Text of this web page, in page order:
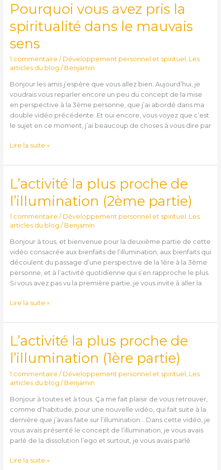
Pourquoi vous avez pris la
spiritualité dans le mauvais
sens
1 commentaire / Développement personnel et spirituel , Les
articles du blog / Benjamin
Bonjour les amis j’espère que vous allez bien. Aujourd’hui, je
voudrais vous reparler encore un peu du concept de la mise
en perspective à la 3ème personne, que j’ai abordé dans ma
double vidéo précédente. Et oui encore, vous voyez que c’est
le sujet en ce moment, j’ai beaucoup de choses à vous dire par
Pourquoi
vous
avez
pris
la
spiritualité
dans
mauvais
sens
Lire la suite »
L’activité la plus proche de
l’illumination (2ème partie)
1 commentaire / Développement personnel et spirituel , Les
articles du blog / Benjamin
Bonjour à tous, et bienvenue pour la deuxième partie de cette
vidéo consacrée aux bienfaits de l’illumination, aux bienfaits qui
découlent du passage d’une perspective de la 1ère à la 3ème
personne, et à l’activité quotidienne qui s’en rapproche le plus.
Si vous avez pas vu la première partie, je vous invite à aller la
L’activité
la
plus
de
(2ème
partie)
Lire la suite »
L’activité la plus proche de
l’illumination (1ère partie)
1 commentaire / Développement personnel et spirituel
Les
articles du blog / Benjamin
Bonjour à toutes et à tous. Ça me fait plaisir de vous retrouver,
comme d’habitude, pour une nouvelle vidéo, qui fait suite à la
dernière que j’avais faite sur l’illumination… Dans cette vidéo, je
vous avais présenté le concept de l’illumination, je vous avais
parlé de la dissolution l’ego et surtout, je vous avais parlé
L’activité
la
plus
de
(1ère
partie)
Lire la suite »